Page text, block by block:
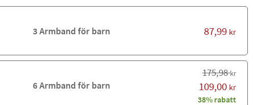
3 Armband för barn 87,99 kr
6 Armband för barn
175,98kr
109,00 kr
38% rabatt